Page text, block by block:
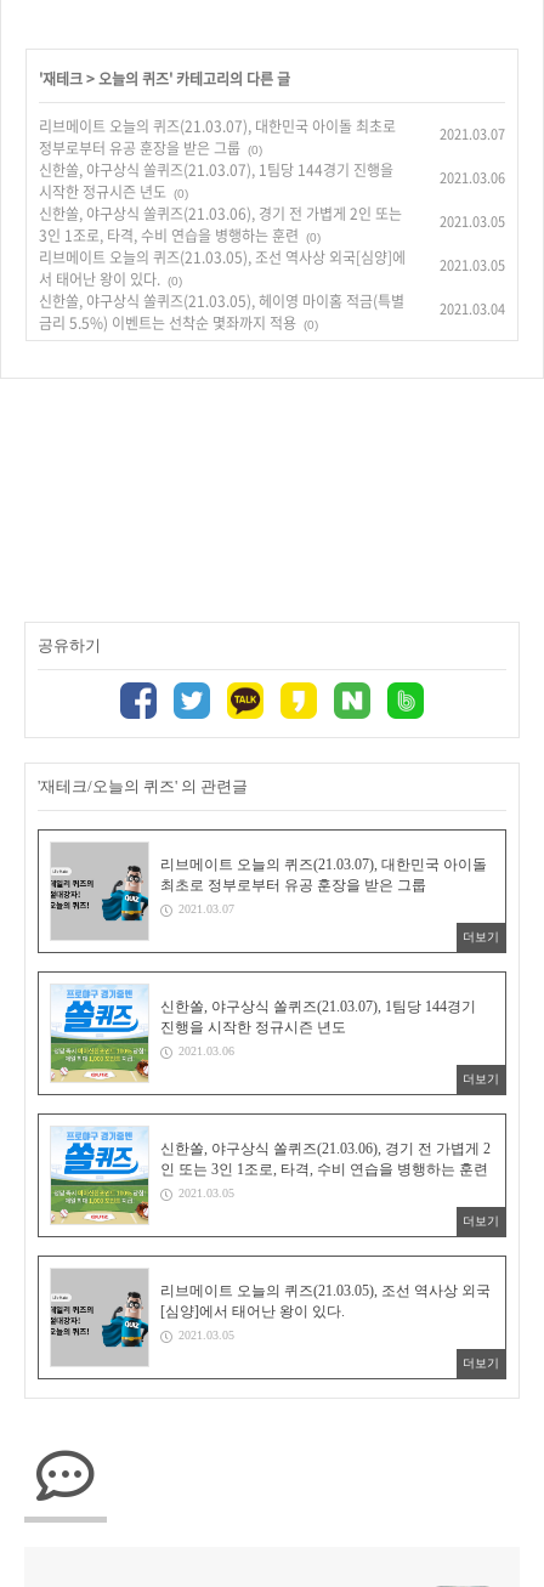
'재테크>오늘의 퀴즈' 카테고리의 다른 글
리브메이트 오늘의 퀴즈(21.03.07), 대한민국 아이돌 최초로
정부로부터 유공 훈장을 받은 그룹 (0)
2021.03.07
신한쏠, 야구상식 쏠퀴즈(21.03.07), 1팀당 144경기 진행을
시작한 정규시즌 년도
(0)
2021.03.06
신한쏠, 야구상식 쏠퀴즈(21.03.06), 경기 전 가볍게 2인 또는
3인 1조로, 타격, 수비 연습을 병행하는 훈련
(0)
2021.03.05
리브메이트 오늘의 퀴즈(21.03.05), 조선 역사상 외국[심양]에
서 태어난 왕이 있다. (0)
2021.03.05
신한쏠, 야구상식 쏠퀴즈(21.03.05), 헤이영 마이홈 적금(특별
금리 5.5%) 이벤트는 선착순 몇좌까지 적용 (0)
2021.03.04
공유하기
'재테크/오늘의 퀴즈' 의 관련글
리브메이트 오늘의 퀴즈(21.03.07), 대한민국 아이돌
최초로 정부로부터 유공 훈장을 받은 그룹
2021.03.07
더보기
신한쏠, 야구상식 쏠퀴즈(21.03.07), 1팀당 144경기
진행을 시작한 정규시즌 년도
2021.03.06
더보기
신한쏠, 야구상식 쏠퀴즈(21.03.06), 경기 전 가볍게 2
인 또는 3인 1조로, 타격, 수비 연습을 병행하는 훈련
2021.03.05
더보기
리브메이트 오늘의 퀴즈(21.03.05), 조선 역사상 외국
[심양]에서 태어난 왕이 있다.
2021.03.05
더보기